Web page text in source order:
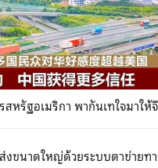
หรัฐอเมริกา พากันเทใจมาให้
ขนาดใหญ่ด้วยระบบตาข่ายทา